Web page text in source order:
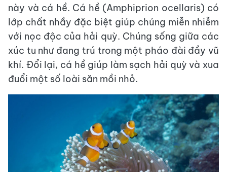
này và cá hề. Cá hề (Amphiprion ocellaris) có
lớp chất nhầy đặc biệt giúp chúng miễn nhiễm
với nọc độc của hải quỳ. Chúng sống giữa các
xúc tu như đang trú trong một pháo đài đầy vũ
khí. Đổi lại, cá hề giúp làm sạch hải quỳ và xua
đuổi một số loài săn mồi nhỏ.